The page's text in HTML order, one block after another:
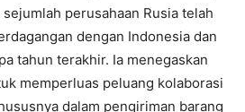
perusahaan Rusia telah
dengan Indonesia dan
tahun terakhir. Ia menegaskan
memperluas peluang kolaborasi
dalam pengiriman barang